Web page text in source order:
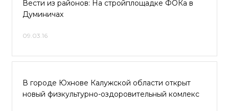
Вести из районов: На стройплощадке ФОКа в
Думиничах
09.03.16
В городе Юхнове Калужской области открыт
новый физкультурно-оздоровительный комлекс